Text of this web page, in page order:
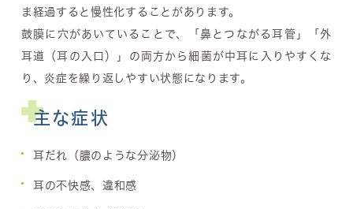
ま経過すると慢性化することがあります。
鼓膜に穴があいていることで、「鼻とつながる耳管」「外
耳道（耳の入口）」の両方から細菌が中耳に入りやすくな
り、炎症を繰り返しやすい状態になります。
主な症状
耳だれ（膿のような分泌物）
耳の不快感、違和感